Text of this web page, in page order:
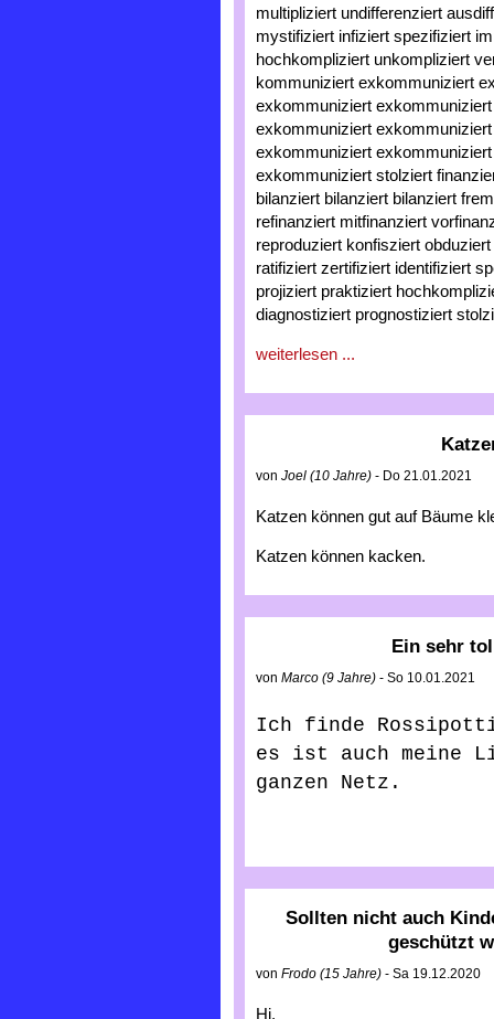
multipliziert undifferenziert
mystifiziert infiziert spezifiziert
hochkompliziert unkompliziert
kommuniziert exkommuniziert
exkommuniziert
exkommuniziert
exkommuniziert
exkommuniziert stolziert
bilanziert bilanziert bilanziert
refinanziert mitfinanziert
reproduziert konfisziert
ratifiziert zertifiziert identifiziert
projiziert praktiziert
diagnostiziert prognostiziert
weiterlesen ...
von Joel (10 Jahre) - Do 21.01.2021
Katzen können gut auf Bäume
Katzen können kacken.
Ein sehr
von Marco (9 Jahre) - So 10.01.2021
Ich finde
es ist auch meine
ganzen Netz.
Sollten nicht auch
geschützt
von Frodo (15 Jahre) - Sa 19.12.2020
Hi,